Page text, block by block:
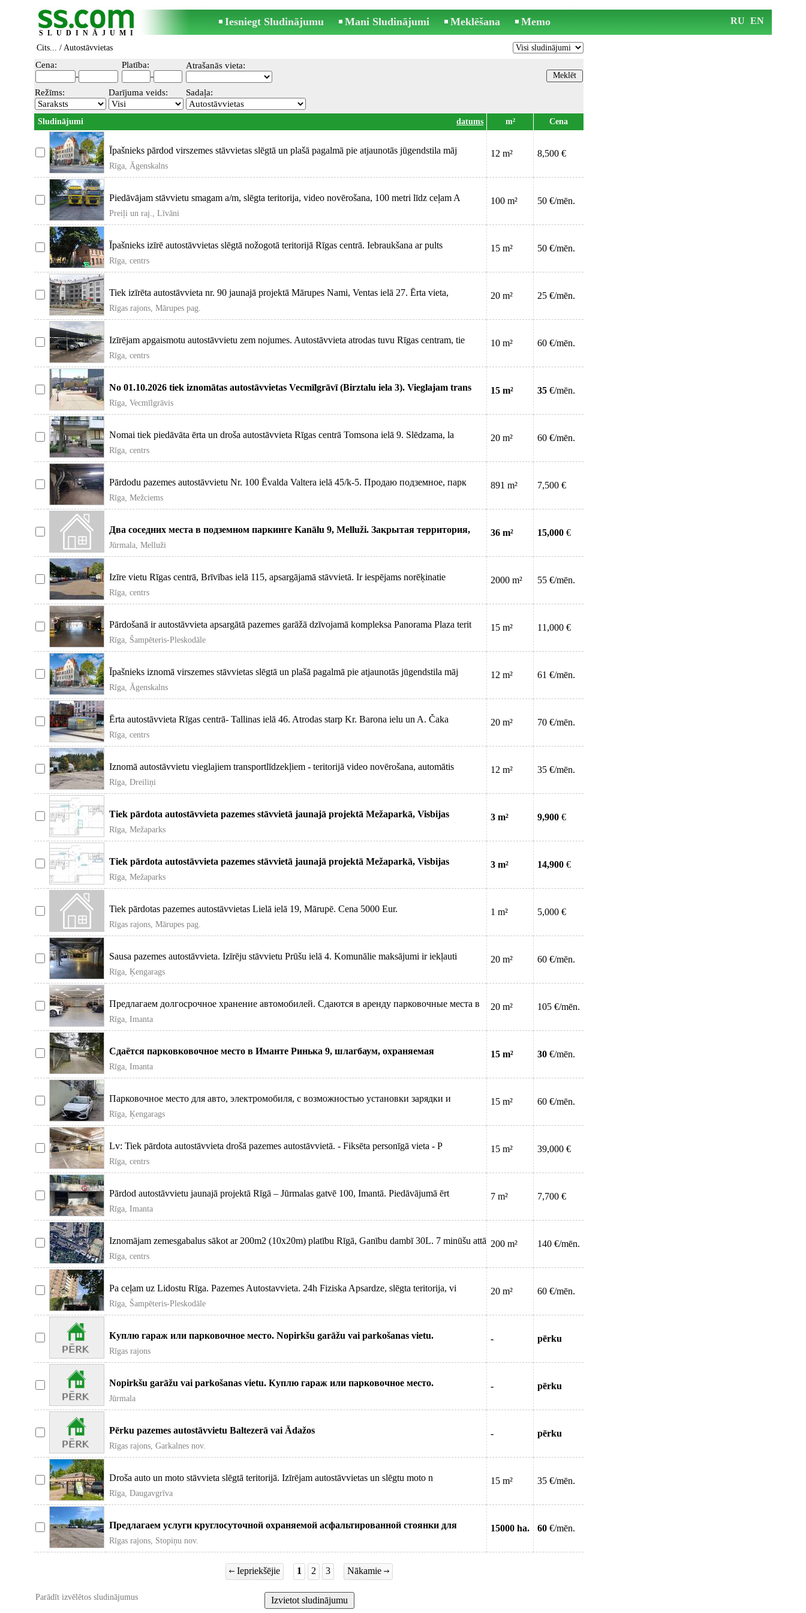
SLUDINĀJUMI
Iesniegt Sludinājumu Mani Sludinājumi Meklēšana Memo RU EN
Cits... / Autostāvvietas
Cena:
-
Platība:
-
Atrašanās vieta:
Režīms: Darījuma veids: Sadaļa:
Sludinājumi datums m² Cena
Īpašnieks pārdod virszemes stāvvietas slēgtā un plašā pagalmā pie atjaunotās jūgendstila māj
Rīga, Āgenskalns
12 m² 8,500 €
Piedāvājam stāvvietu smagam a/m, slēgta teritorija, video novērošana, 100 metri līdz ceļam A
Preiļi un raj., Līvāni
100 m² 50 €/mēn.
Īpašnieks izīrē autostāvvietas slēgtā nožogotā teritorijā Rīgas centrā. Iebraukšana ar pults
Rīga, centrs
15 m² 50 €/mēn.
Tiek izīrēta autostāvvieta nr. 90 jaunajā projektā Mārupes Nami, Ventas ielā 27. Ērta vieta,
Rīgas rajons, Mārupes pag.
20 m² 25 €/mēn.
Izīrējam apgaismotu autostāvvietu zem nojumes. Autostāvvieta atrodas tuvu Rīgas centram, tie
Rīga, centrs
10 m² 60 €/mēn.
No 01.10.2026 tiek iznomātas autostāvvietas Vecmīlgrāvī (Birztalu iela 3). Vieglajam trans
Rīga, Vecmīlgrāvis
15 m² 35 €/mēn.
Nomai tiek piedāvāta ērta un droša autostāvvieta Rīgas centrā Tomsona ielā 9. Slēdzama, la
Rīga, centrs
20 m² 60 €/mēn.
Pārdodu pazemes autostāvvietu Nr. 100 Ēvalda Valtera ielā 45/k-5. Продаю подземное, парк
Rīga, Mežciems
891 m² 7,500 €
Два соседних места в подземном паркинге Kanālu 9, Melluži. Закрытая территория,
видеонаблю
Jūrmala, Melluži
36 m² 15,000 €
Izīre vietu Rīgas centrā, Brīvības ielā 115, apsargājamā stāvvietā. Ir iespējams norēķinatie
Rīga, centrs
2000 m² 55 €/mēn.
Pārdošanā ir autostāvvieta apsargātā pazemes garāžā dzīvojamā kompleksa Panorama Plaza terit
Rīga, Šampēteris-Pleskodāle
15 m² 11,000 €
Īpašnieks iznomā virszemes stāvvietas slēgtā un plašā pagalmā pie atjaunotās jūgendstila māj
Rīga, Āgenskalns
12 m² 61 €/mēn.
Ērta autostāvvieta Rīgas centrā- Tallinas ielā 46. Atrodas starp Kr. Barona ielu un A. Čaka
Rīga, centrs
20 m² 70 €/mēn.
Iznomā autostāvvietu vieglajiem transportlīdzekļiem - teritorijā video novērošana, automātis
Rīga, Dreiliņi
12 m² 35 €/mēn.
Tiek pārdota autostāvvieta pazemes stāvvietā jaunajā projektā Mežaparkā, Visbijas
prospektā.
Rīga, Mežaparks
3 m² 9,900 €
Tiek pārdota autostāvvieta pazemes stāvvietā jaunajā projektā Mežaparkā, Visbijas
prospektā.
Rīga, Mežaparks
3 m² 14,900 €
Tiek pārdotas pazemes autostāvvietas Lielā ielā 19, Mārupē. Cena 5000 Eur.
Rīgas rajons, Mārupes pag.
1 m² 5,000 €
Sausa pazemes autostāvvieta. Izīrēju stāvvietu Prūšu ielā 4. Komunālie maksājumi ir iekļauti
Rīga, Ķengarags
20 m² 60 €/mēn.
Предлагаем долгосрочное хранение автомобилей. Сдаются в аренду парковочные места в
закрыто
Rīga, Imanta
20 m² 105 €/mēn.
Сдаётся парковковочное место в Иманте Ринька 9, шлагбаум, охраняемая
территория. Izīre v
Rīga, Imanta
15 m² 30 €/mēn.
Парковочное место для авто, электромобиля, с возможностью установки зарядки и
видеонаблюдени
Rīga, Ķengarags
15 m² 60 €/mēn.
Lv: Tiek pārdota autostāvvieta drošā pazemes autostāvvietā. - Fiksēta personīgā vieta - P
Rīga, centrs
15 m² 39,000 €
Pārdod autostāvvietu jaunajā projektā Rīgā – Jūrmalas gatvē 100, Imantā. Piedāvājumā ērt
Rīga, Imanta
7 m² 7,700 €
Iznomājam zemesgabalus sākot ar 200m2 (10x20m) platību Rīgā, Ganību dambī 30L. 7 minūšu attā
Rīga, centrs
200 m² 140 €/mēn.
Pa ceļam uz Lidostu Rīga. Pazemes Autostavvieta. 24h Fiziska Apsardze, slēgta teritorija, vi
Rīga, Šampēteris-Pleskodāle
20 m² 60 €/mēn.
Куплю гараж или парковочное место. Nopirkšu garāžu vai parkošanas vietu.
Rīgas rajons
- pērku
Nopirkšu garāžu vai parkošanas vietu. Куплю гараж или парковочное место.
Jūrmala
- pērku
Pērku pazemes autostāvvietu Baltezerā vai Ādažos
Rīgas rajons, Garkalnes nov.
- pērku
Droša auto un moto stāvvieta slēgtā teritorijā. Izīrējam autostāvvietas un slēgtu moto n
Rīga, Daugavgrīva
15 m² 35 €/mēn.
Предлагаем услуги круглосуточной охраняемой асфальтированной стоянки для
грузовых машин, а т
Rīgas rajons, Stopiņu nov.
15000 ha. 60 €/mēn.
Iepriekšējie 1 2 3 Nākamie
Parādīt izvēlētos sludinājumus